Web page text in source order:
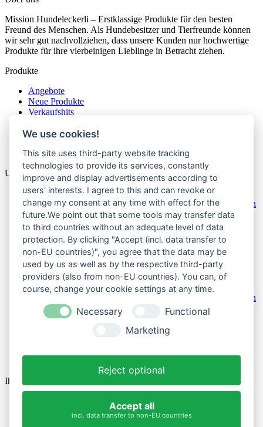
Mission Hundeleckerli – Erstklassige Produkte für den besten
Freund des Menschen. Als Hundebesitzer und Tierfreunde können
wir sehr gut nachvollziehen, dass unsere Kunden nur hochwertige
Produkte für ihre vierbeinigen Lieblinge in Betracht ziehen.
Produkte
Angebote
Neue Produkte
Verkaufshits
Angebote
Verkaufshits
Unternehmen
Impressum
Allgemeine Geschäftsbedingungen mit Kundeninformationen
Über uns
Widerrufsbelehrung & Widerrufsformular
Datenschutzerklärung
Versand & Zahlungsarten
Reklamation
Kontakt
Impressum
Allgemeine Geschäftsbedingungen mit Kundeninformationen
Über uns
Widerrufsbelehrung & Widerrufsformular
Ihr Konto
Bestellungen
We use cookies!
This site uses third-party website tracking
technologies to provide its services, constantly
improve and display advertisements according to
users' interests. I agree to this and can revoke or
change my consent at any time with effect for the
future.We point out that some tools may transfer data
to third countries without an adequate level of data
protection. By clicking "Accept (incl. data transfer to
non-EU countries)", you agree that the data may be
used by us as well as by the respective third-party
providers (also from non-EU countries). You can, of
course, change your cookie settings at any time.
Necessary
Functional
Marketing
Reject optional
Accept all
incl. data transfer to non-EU countries